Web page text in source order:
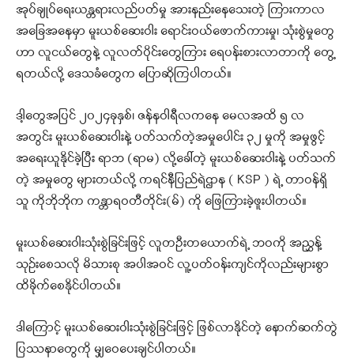
အုပ်ချုပ်ရေးယန္တရားလည်ပတ်မှု အားနည်းနေသေးတဲ့ ကြားကာလ
အခြေအနေမှာ မူးယစ်ဆေးဝါး ရောင်းဝယ်ဖောက်ကားမှု၊ သုံးစွဲမှုတွေ
ဟာ လူငယ်တွေနဲ့ လူလတ်ပိုင်းတွေကြား ရေပန်းစားလာတာကို တွေ့
ရတယ်လို့ ဒေသခံတွေက ပြောဆိုကြပါတယ်။
ဒါ့တွေအပြင် ၂၀၂၄ခုနှစ်၊ ဇန်နဝါရီလကနေ မေလအထိ ၅ လ
အတွင်း မူးယစ်ဆေးဝါးနဲ့ ပတ်သက်တဲ့အမှုပေါင်း ၃၂ မှုကို အမှုဖွင့်
အရေးယူနိုင်ခဲ့ပြီး ရာဘ (ရာမ) လို့ခေါ်တဲ့ မူးယစ်ဆေးဝါးနဲ့ ပတ်သက်
တဲ့ အမှုတွေ များတယ်လို့ ကရင်နီပြည်ရဲဌာန ( KSP ) ရဲ့ တာဝန်ရှိ
သူ ကိုဘိုဘိုက ကန္တာရဝတီတိုင်း(မ်) ကို ဖြေကြားခဲ့ဖူးပါတယ်။
မူးယစ်ဆေးဝါးသုံးစွဲခြင်းဖြင့် လူတဦးတယောက်ရဲ့ ဘဝကို အညွှန့်
သုဉ်းစေသလို မိသားစု အပါအဝင် လူ့ပတ်ဝန်းကျင်ကိုလည်းများစွာ
ထိခိုက်စေနိုင်ပါတယ်။
ဒါကြောင့် မူးယစ်ဆေးဝါးသုံးစွဲခြင်းဖြင့် ဖြစ်လာနိုင်တဲ့ နောက်ဆက်တွဲ
ပြဿနာတွေကို မျှဝေပေးချင်ပါတယ်။